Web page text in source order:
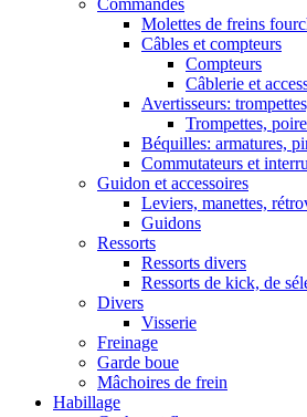
Commandes
Molettes de freins
Câbles et compteurs
Compteurs
Câblerie et
Avertisseurs:
Trompettes,
Béquilles: armatures,
Commutateurs et
Guidon et accessoires
Leviers, manettes,
Guidons
Ressorts
Ressorts divers
Ressorts de kick, de
Divers
Visserie
Freinage
Garde boue
Mâchoires de frein
Habillage